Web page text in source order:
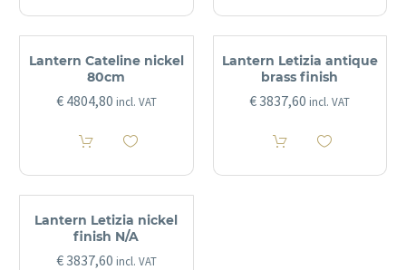
Lantern Cateline nickel
80cm
€4804,80 incl. VAT
Lantern Letizia antique
brass finish
€3837,60 incl. VAT
Lantern Letizia nickel
finish N/A
€3837,60 incl. VAT